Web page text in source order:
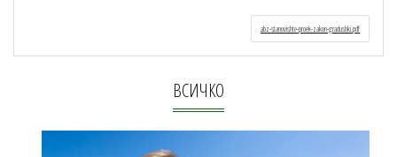
abz-stanovishte-proek-zakon-gradushki.pdf
ВСИЧКО